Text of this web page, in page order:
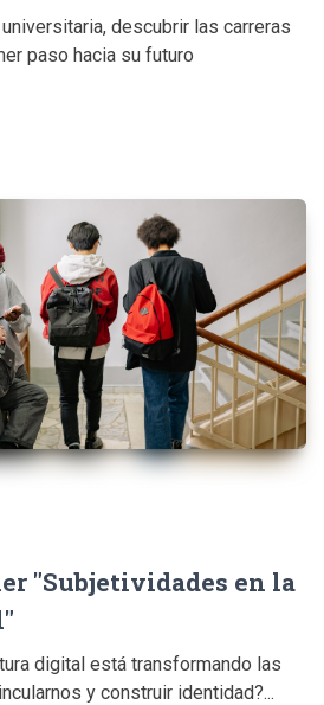
descubrir las carreras
paso hacia su futuro
"Subjetividades en la
digital está transformando las
y construir identidad?...